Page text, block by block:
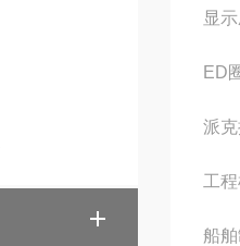
显
ED
派
工
船